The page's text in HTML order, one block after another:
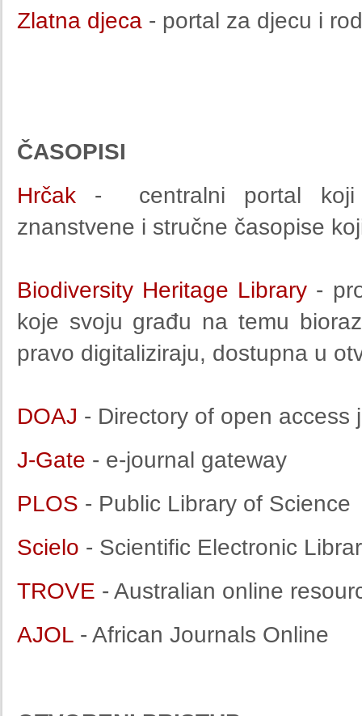
Zlatna djeca - portal za djecu i
ČASOPISI
Hrčak - centralni portal koji
znanstvene i stručne časopise
Biodiversity Heritage Library -
koje svoju građu na temu
pravo digitaliziraju, dostupna u
DOAJ - Directory of open access
J-Gate - e-journal gateway
PLOS - Public Library of Science
Scielo - Scientific Electronic
TROVE - Australian online
AJOL - African Journals Online